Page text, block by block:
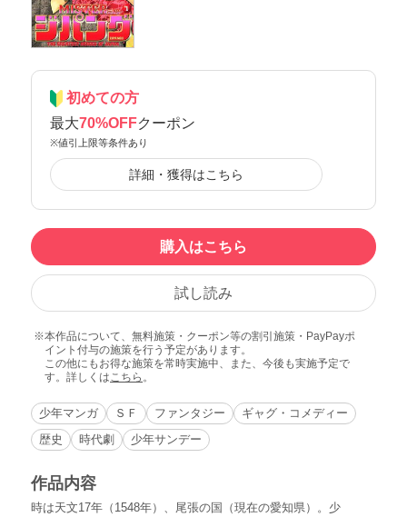
初めての方
最大70%OFFクーポン
※値引上限等条件あり
詳細・獲得はこちら
購入はこちら
試し読み
本作品について、無料施策・クーポン等の割引施策・PayPayポ
イント付与の施策を行う予定があります。
この他にもお得な施策を常時実施中、また、今後も実施予定で
す。詳しくはこちら 。
少年マンガ ＳＦ ファンタジー
ギャグ・コメディー
歴史
時代劇 少年サンデー
作品内容
時は天文17年（1548年）、尾張の国（現在の愛知県）。少